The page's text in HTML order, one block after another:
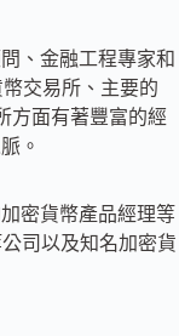
、金融工程專家和
交易所、主要的
方面有著豐富的經
。
密貨幣產品經理等
司以及知名加密貨